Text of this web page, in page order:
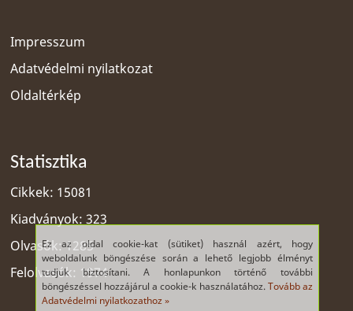
Ez az oldal cookie-kat (sütiket) használ azért, hogy
weboldalunk böngészése során a lehető legjobb élményt
tudjuk biztosítani. A honlapunkon történő további
böngészéssel hozzájárul a cookie-k használatához.Tovább az
Adatvédelmi nyilatkozathoz »
Impresszum
Adatvédelmi nyilatkozat
Oldaltérkép
Statisztika
Cikkek: 15081
Kiadványok: 323
Olvasók: 1285
Felolvasók: 1974